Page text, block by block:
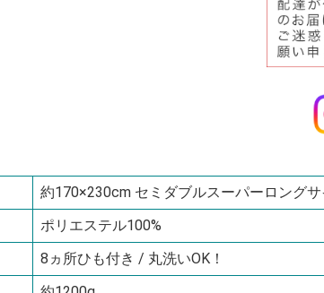
約170×230cm セミダブルスーパーロング
ポリエステル100%
8ヵ所ひも付き / 丸洗いOK！